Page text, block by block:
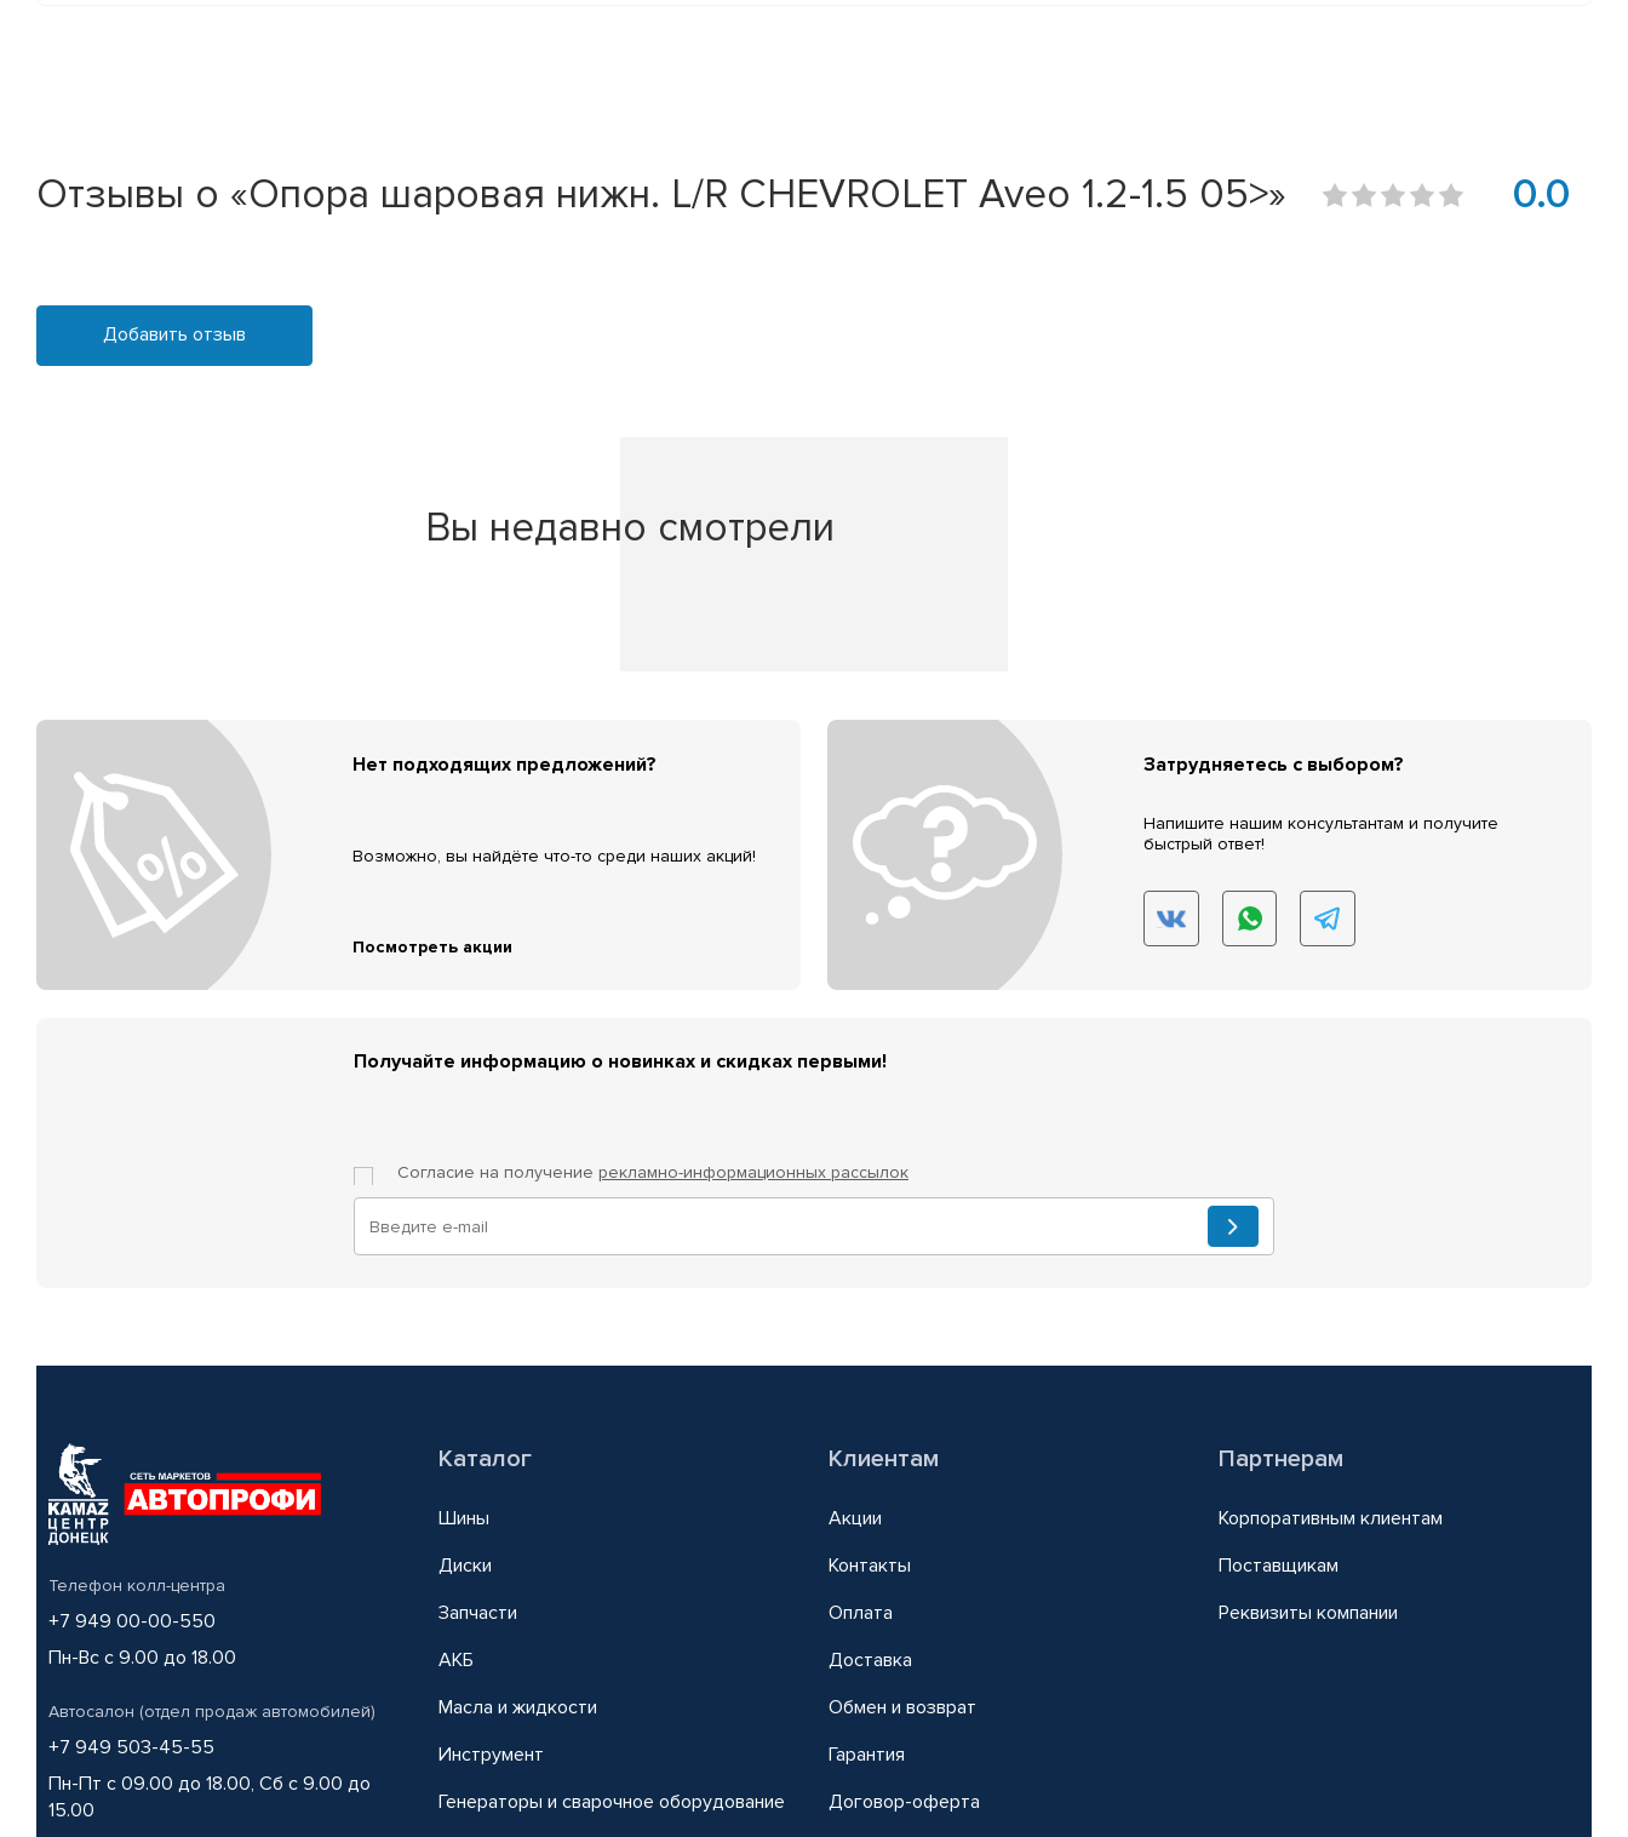
Отзывы о «Опора шаровая нижн. L/R CHEVROLET Aveo 1.2-1.5 05>» 0.0
Добавить отзыв
Вы недавно смотрели
Нет подходящих предложений?
Возможно, вы найдёте что-то среди наших акций!
Посмотреть акции
Затрудняетесь с выбором?
Напишите нашим консультантам и получите
быстрый ответ!
Получайте информацию о новинках и скидках первыми!
Согласие на получение рекламно-информационных рассылок
Телефон колл-центра
+7 949 00-00-550
Пн-Вс с 9.00 до 18.00
Автосалон (отдел продаж автомобилей)
+7 949 503-45-55
Пн-Пт с 09.00 до 18.00, Сб с 9.00 до
15.00
Каталог
Шины
Диски
Запчасти
АКБ
Масла и жидкости
Инструмент
Генераторы и сварочное оборудование
Клиентам
Акции
Контакты
Оплата
Доставка
Обмен и возврат
Гарантия
Договор-оферта
Партнерам
Корпоративным клиентам
Поставщикам
Реквизиты компании